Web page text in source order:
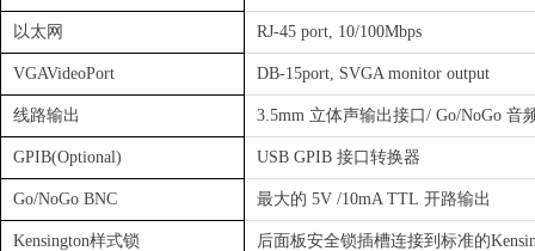
以太网 RJ-45 port, 10/100Mbps
VGAVideoPort DB-15port, SVGA monitor output
线路输出 3.5mm 立体声输出接口/ Go/NoGo 音
GPIB(Optional) USB GPIB 接口转换器
Go/NoGo BNC 最大的 5V /10mA TTL 开路输出
Kensington样式锁 后面板安全锁插槽连接到标准的